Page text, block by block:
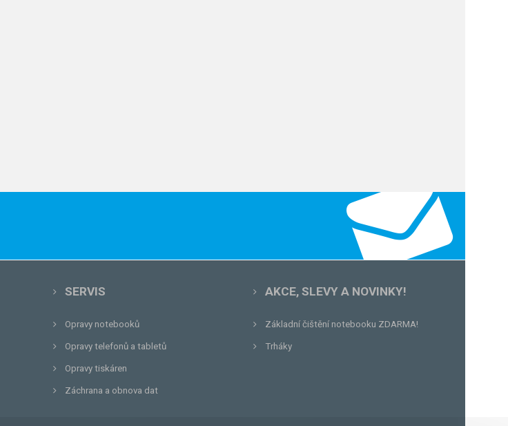
SERVIS
Opravy notebooků
Opravy telefonů a tabletů
Opravy tiskáren
Záchrana a obnova dat
AKCE, SLEVY A NOVINKY!
Základní čištění notebooku ZDARMA!
Trháky